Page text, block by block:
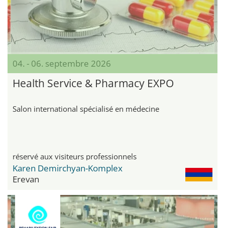
04. - 06. septembre 2026
Health Service & Pharmacy EXPO
Salon international spécialisé en médecine
réservé aux visiteurs professionnels
Karen Demirchyan-Komplex
Erevan